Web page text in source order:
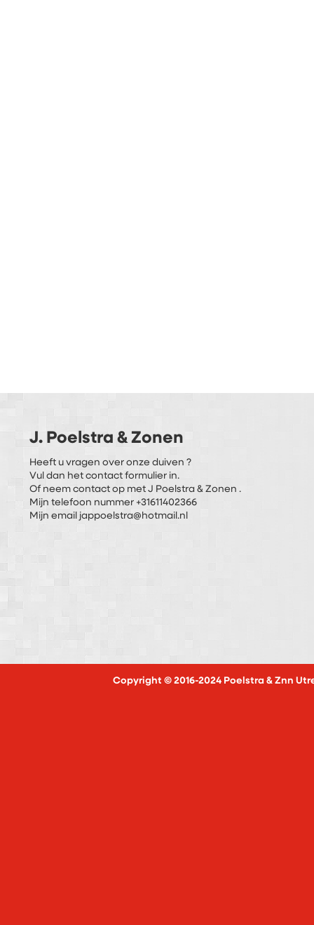
J. Poelstra & Zonen
Heeft u vragen over onze duiven ?
Vul dan het contact formulier in.
Of neem contact op met J Poelstra & Zonen .
Mijn telefoon nummer +31611402366
Mijn email jappoelstra@hotmail.nl
Copyright © 2016-2024 Poelstra & Znn